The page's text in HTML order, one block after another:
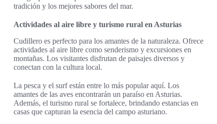
tradición y los mejores sabores del mar.
Actividades al aire libre y turismo rural en Asturias
Cudillero es perfecto para los amantes de la naturaleza. Ofrece
actividades al aire libre como senderismo y excursiones en
montañas. Los visitantes disfrutan de paisajes diversos y
conectan con la cultura local.
La pesca y el surf están entre lo más popular aquí. Los
amantes de las aves encontrarán un paraíso en Asturias.
Además, el turismo rural se fortalece, brindando estancias en
casas que capturan la esencia del campo asturiano.